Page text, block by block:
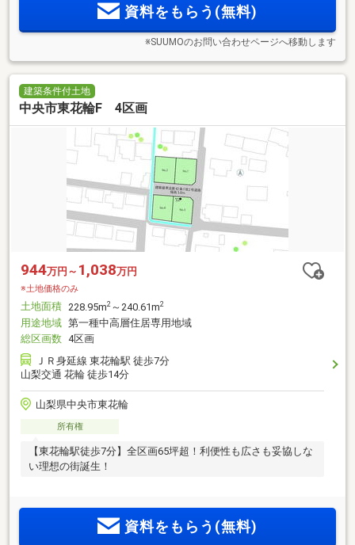
資料をもらう(無料)
※SUUMOのお問い合わせページへ移動します
建築条件付土地
中央市東花輪F 4区画
944万円～ 1,038万円
※土地価格のみ
土地面積 228.95m2 ～240.61m2
用途地域 第一種中高層住居専用地域
総区画数 4区画
ＪＲ身延線 東花輪駅 徒歩7分
山梨交通 花輪 徒歩14分
山梨県中央市東花輪
所有権
【東花輪駅徒歩7分】全区画65坪超！利便性も広さも妥協しな
い理想の街誕生！
資料をもらう(無料)